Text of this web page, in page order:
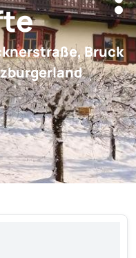
Bruck